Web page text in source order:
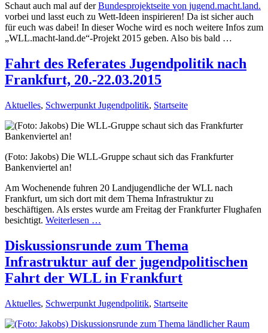
Schaut auch mal auf derBundesprojektseite von jugend.macht.land.
vorbei und lasst euch zu Wett-Ideen inspirieren! Da ist sicher auch
für euch was dabei! In dieser Woche wird es noch weitere Infos zum
„WLL.macht-land.de“-Projekt 2015 geben. Also bis bald …
Fahrt des Referates Jugendpolitik nach
Frankfurt, 20.-22.03.2015
Aktuelles, Schwerpunkt Jugendpolitik, Startseite
(Foto: Jakobs) Die WLL-Gruppe schaut sich das Frankfurter
Bankenviertel an!
Am Wochenende fuhren 20 Landjugendliche der WLL nach
Frankfurt, um sich dort mit dem Thema Infrastruktur zu
beschäftigen. Als erstes wurde am Freitag der Frankfurter Flughafen
besichtigt. Weiterlesen …
Diskussionsrunde zum Thema
Infrastruktur auf der jugendpolitischen
Fahrt der WLL in Frankfurt
Aktuelles, Schwerpunkt Jugendpolitik, Startseite